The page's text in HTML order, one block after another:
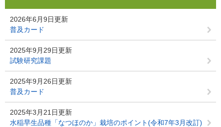
2026年6月9日更新
普及カード
2025年9月29日更新
試験研究課題
2025年9月26日更新
普及カード
2025年3月21日更新
水稲早生品種「なつほのか」栽培のポイント(令和7年3月改訂)